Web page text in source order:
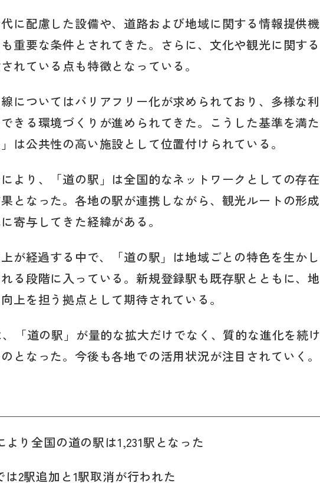
に配慮した設備や、道路および地域に関する情報提供機
重要な条件とされてきた。さらに、文化や観光に関する
れている点も特徴となっている。
についてはバリアフリー化が求められており、多様な利
きる環境づくりが進められてきた。こうした基準を満た
は公共性の高い施設として位置付けられている。
より、「道の駅」は全国的なネットワークとしての存在
となった。各地の駅が連携しながら、観光ルートの形成
寄与してきた経緯がある。
が経過する中で、「道の駅」は地域ごとの特色を生かし
る段階に入っている。新規登録駅も既存駅とともに、地
上を担う拠点として期待されている。
「道の駅」が量的な拡大だけでなく、質的な進化を続け
となった。今後も各地での活用状況が注目されていく。
より全国の道の駅は1,231駅となった
2駅追加と1駅取消が行われた